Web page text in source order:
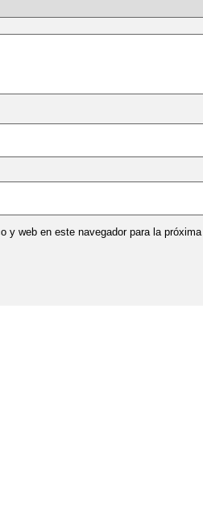
y web en este navegador para la